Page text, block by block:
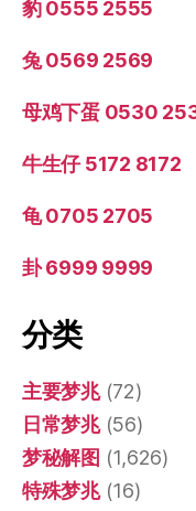
豹 0555 2555
兔 0569 2569
母鸡下蛋 0530
牛生仔 5172 8172
龟 0705 2705
卦 6999 9999
分类
主要梦兆(72)
日常梦兆(56)
梦秘解图 (1,626)
特殊梦兆(16)